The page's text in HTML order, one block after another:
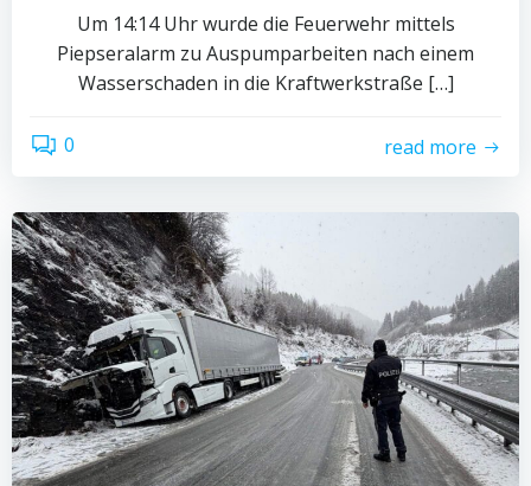
Um 14:14 Uhr wurde die Feuerwehr mittels
Piepseralarm zu Auspumparbeiten nach einem
Wasserschaden in die Kraftwerkstraße […]
0 read more